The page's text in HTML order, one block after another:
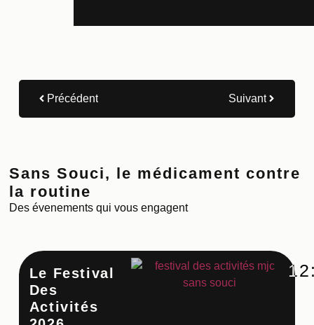
Précédent Suivant
Sans Souci, le médicament contre
la routine
Des évenements qui vous engagent
Le Festival
Des
Activités